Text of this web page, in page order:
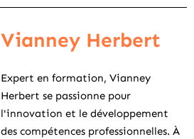
Vianney Herbert
Expert en formation, Vianney
Herbert se passionne pour
l'innovation et le développement
des compétences professionnelles. À